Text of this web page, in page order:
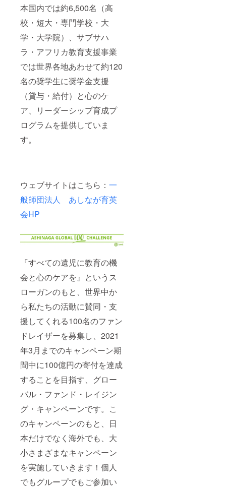
本国内では約6,500名（高
校・短大・専門学校・大
学・大学院）、サブサハ
ラ・アフリカ教育支援事業
では世界各地あわせて約120
名の奨学生に奨学金支援
（貸与・給付）と心のケ
ア、リーダーシップ育成プ
ログラムを提供していま
す。
ウェブサイトはこちら： 一
般師団法人 あしなが育英
会HP
『すべての遺児に教育の機
会と心のケアを』というス
ローガンのもと、世界中か
ら私たちの活動に賛同・支
援してくれる100名のファン
ドレイザーを募集し、2021
年3月までのキャンペーン期
間中に100億円の寄付を達成
することを目指す、グロー
バル・ファンド・レイジン
グ・キャンペーンです。こ
のキャンペーンのもと、日
本だけでなく海外でも、大
小さまざまなキャンペーン
を実施していきます！個人
でもグループでもご参加い